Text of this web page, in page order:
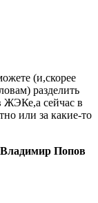
(и,скорее
разделить
ЖЭКе,а сейчас в
или за какие-то
Владимир Попов